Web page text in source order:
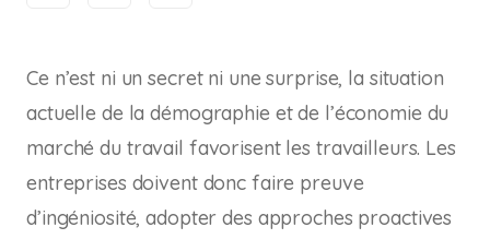
Ce n’est ni un secret ni une surprise, la situation
actuelle de la démographie et de l’économie du
marché du travail favorisent les travailleurs. Les
entreprises doivent donc faire preuve
d’ingéniosité, adopter des approches proactives